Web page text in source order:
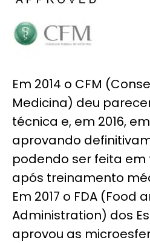
Em 2014 o CFM
Medicina) deu
técnica e, em 2016,
aprovando
podendo ser feita em
após treinamento
Em 2017 o FDA (Food
Administration) dos
aprovou as